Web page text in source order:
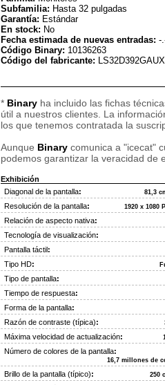
Subfamilia: Hasta 32 pulgadas
Garantía: Estándar
En stock: No
Fecha estimada de nuevas entradas: -
Código Binary: 10136263
Código del fabricante:
* Binary ha incluido las fichas
útil a nuestros clientes. La
los que tenemos contratada la
Aunque Binary comunica a "icecat"
podemos garantizar la veracidad de
Exhibición
Diagonal de la pantalla: 81,3
Resolución de la pantalla: 1920 x 1080
Relación de aspecto nativa:
Tecnología de visualización:
Pantalla táctil:
Tipo HD:
Tipo de pantalla:
Tiempo de respuesta:
Forma de la pantalla:
Razón de contraste (típica):
Máxima velocidad de actualización:
Número de colores de la pantalla:
16,7 millones de
Brillo de la pantalla (típico): 250